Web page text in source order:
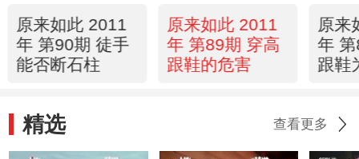
原来如此 2011
年 第90期 徒手
能否断石柱
原来如此 2011
年 第89期 穿高
跟鞋的危害
原来
年
跟鞋
精选 查看更多